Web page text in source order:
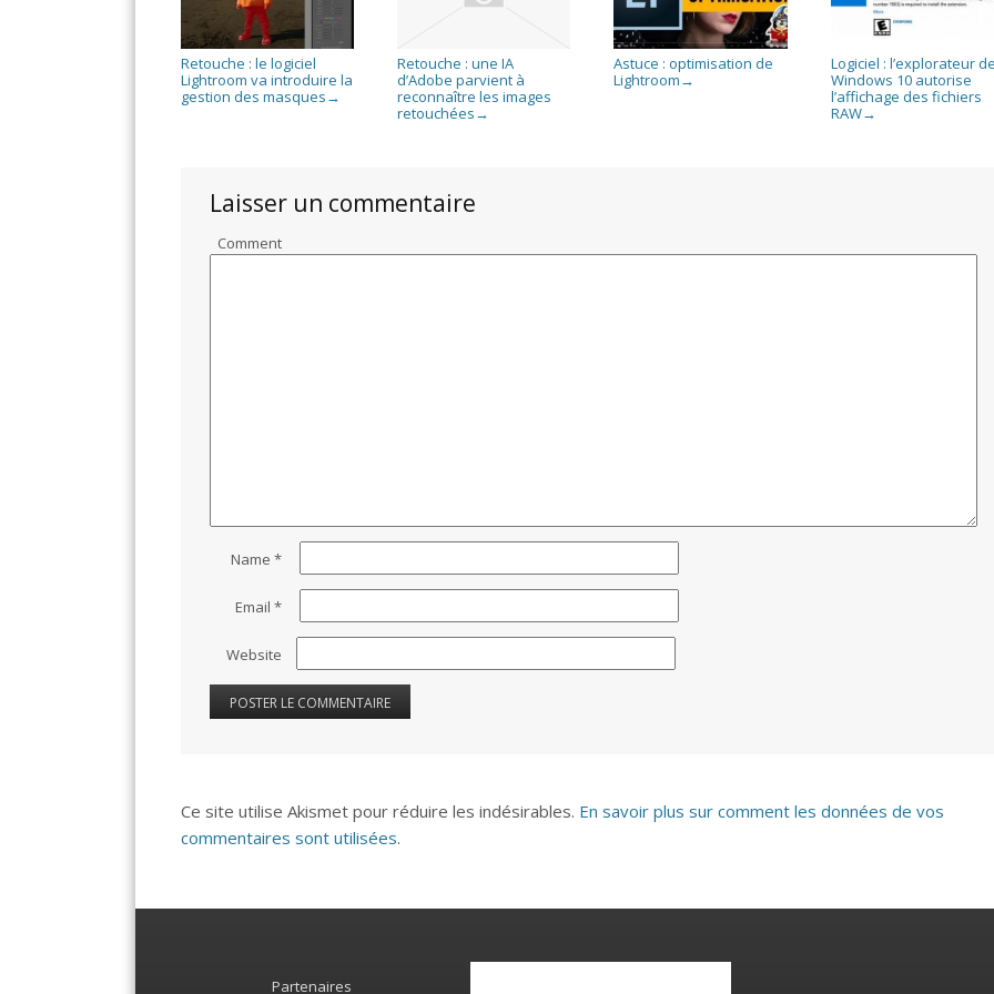
Retouche : le logiciel
Lightroom va introduire la
gestion des masques →
Retouche : une IA
d’Adobe parvient à
reconnaître les images
retouchées →
Astuce : optimisation de
Lightroom →
Logiciel : l’explorateur de
Windows 10 autorise
l’affichage des fichiers
RAW→
Laisser un commentaire
Comment
Name*
Email*
Website
Ce site utilise Akismet pour réduire les indésirables. En savoir plus sur comment les données de vos
commentaires sont utilisées.
Partenaires